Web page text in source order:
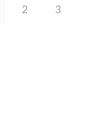
2 3